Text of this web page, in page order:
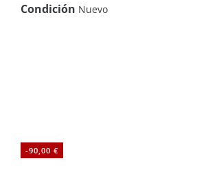
Condición Nuevo